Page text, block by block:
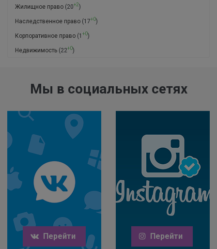
Жилищное право (20+2)
Наследственное право (17+0)
Корпоративное право (1 +0)
Недвижимость (22+0)
Мы в социальных сетях
Перейти Перейти